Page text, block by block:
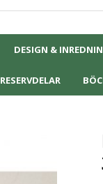
DESIGN &
RESERVDELAR